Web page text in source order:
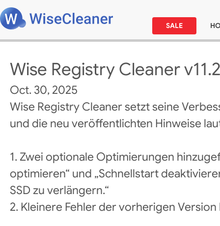
SALE
Wise Registry Cleaner
Oct. 30, 2025
Wise Registry Cleaner setzt seine
und die neu veröffentlichten Hinweise
1. Zwei optionale Optimierungen
optimieren“ und „Schnellstart
SSD zu verlängern.“
2. Kleinere Fehler der vorherigen